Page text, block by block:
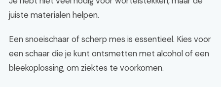
juiste materialen helpen.
Een snoeischaar of scherp mes is essentieel. Kies voor
een schaar die je kunt ontsmetten met alcohol of een
bleekoplossing, om ziektes te voorkomen.